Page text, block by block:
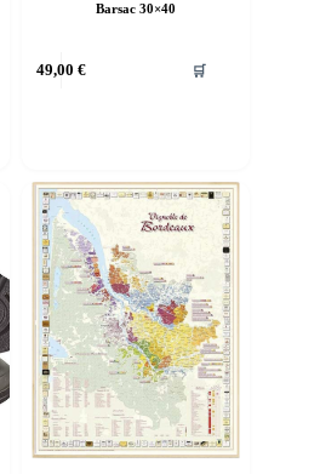
Barsac 30×40
49,00 € 🛒